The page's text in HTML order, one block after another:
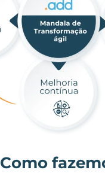
Como